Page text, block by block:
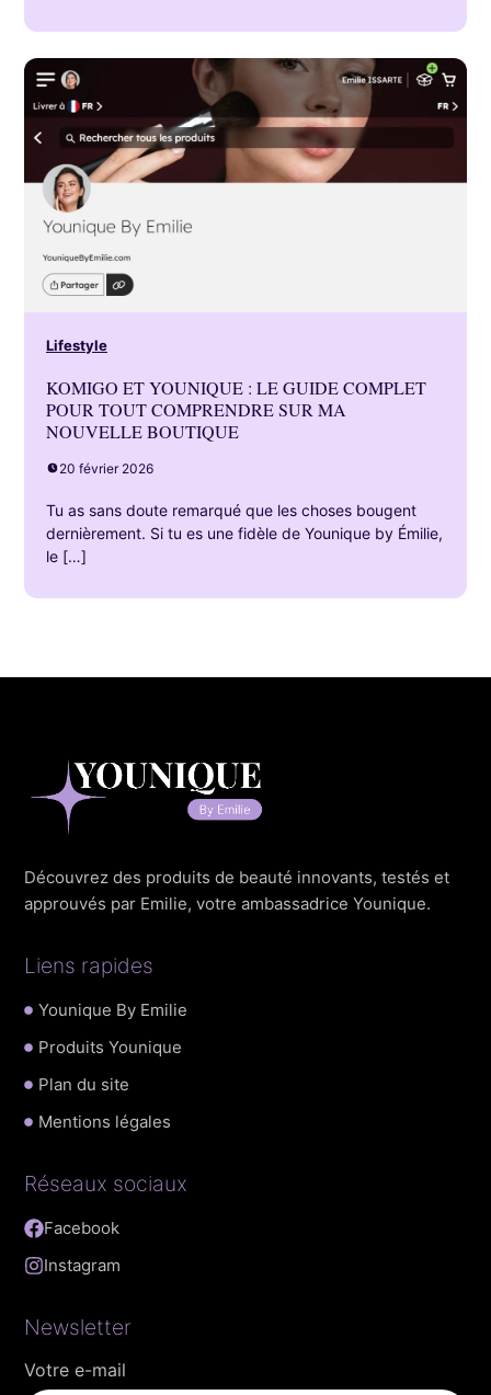
Lifestyle
KOMIGO ET YOUNIQUE : LE GUIDE COMPLET
POUR TOUT COMPRENDRE SUR MA
NOUVELLE BOUTIQUE
20 février 2026
Tu as sans doute remarqué que les choses bougent
dernièrement. Si tu es une fidèle de Younique by Émilie,
le […]
Découvrez des produits de beauté innovants, testés et
approuvés par Emilie, votre ambassadrice Younique.
Liens rapides
Younique By Emilie
Produits Younique
Plan du site
Mentions légales
Réseaux sociaux
Facebook
Instagram
Newsletter
Votre e-mail